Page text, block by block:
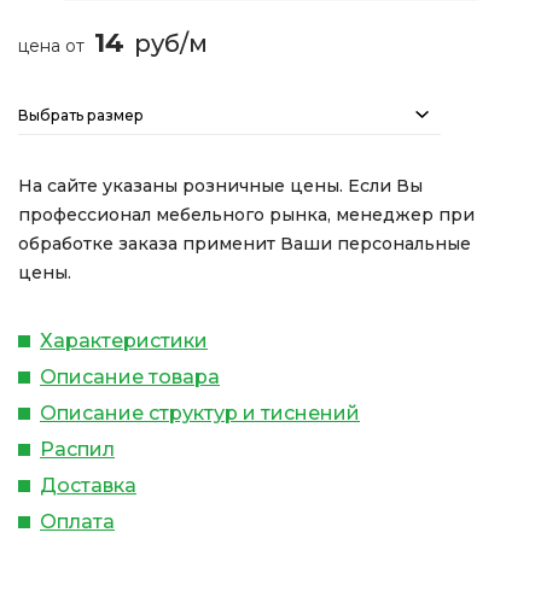
цена от 14 руб/м
Выбрать размер
На сайте указаны розничные цены. Если Вы
профессионал мебельного рынка, менеджер при
обработке заказа применит Ваши персональные
цены.
Характеристики
Описание товара
Описание структур и тиснений
Распил
Доставка
Оплата